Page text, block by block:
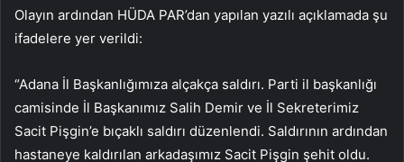
Olayın ardından HÜDA PAR’dan yapılan yazılı açıklamada şu
ifadelere yer verildi:
“Adana İl Başkanlığımıza alçakça saldırı. Parti il ​​başkanlığı
camisinde İl Başkanımız Salih Demir ve İl Sekreterimiz
Sacit Pişgin’e bıçaklı saldırı düzenlendi. Saldırının ardından
hastaneye kaldırılan arkadaşımız Sacit Pişgin şehit oldu.